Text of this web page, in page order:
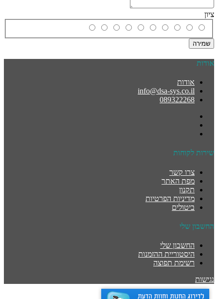
ציון
שמירה
אודות
אודות
info@dsa-sys.co.il
089322268
שירות לקוחות
צרו קשר
מפת האתר
תקנון
מדיניות הפרטיות
ביטולים
החשבון שלי
החשבון שלי
היסטוריית ההזמנות
רשימת תפוצה
נגישות